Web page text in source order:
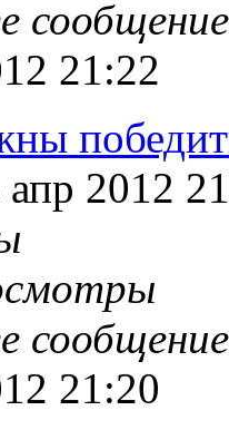
21:22
апр 2012
21:20